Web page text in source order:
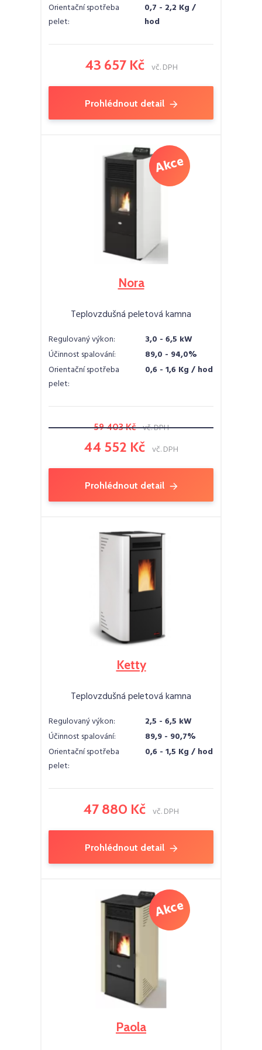
Orientační spotřeba
pelet:
0,7 - 2,2 Kg /
hod
43 657 Kč vč. DPH
Prohlédnout detail
Nora
Teplovzdušná peletová kamna
Regulovaný výkon:
3,0 - 6,5 kW
Účinnost spalování:
89,0 - 94,0%
Orientační spotřeba
pelet:
0,6 - 1,6 Kg / hod
59 403 Kč vč. DPH
44 552 Kč vč. DPH
Prohlédnout detail
Ketty
Teplovzdušná peletová kamna
Regulovaný výkon:
2,5 - 6,5 kW
Účinnost spalování:
89,9 - 90,7%
Orientační spotřeba
pelet:
0,6 - 1,5 Kg / hod
47 880 Kč vč. DPH
Prohlédnout detail
Paola